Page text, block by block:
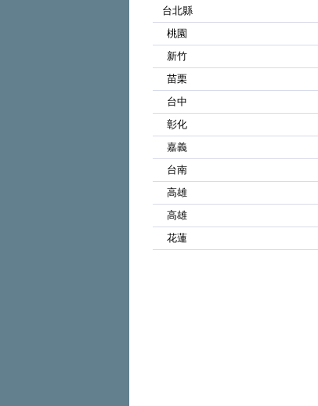
台北縣
桃園
新竹
苗栗
台中
彰化
嘉義
台南
高雄
高雄
花蓮